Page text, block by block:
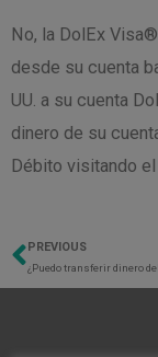
No, la DolEx
desde su cuenta
UU. a su cuenta
dinero de su
Débito visitando
Previo
PREVIOUS